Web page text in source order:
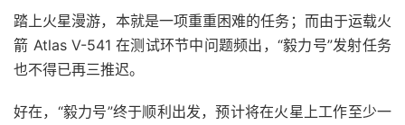
踏上火星漫游，本就是一项重重困难的任务；而由于运载火
箭 Atlas V-541 在测试环节中问题频出，“毅力号”发射任务
也不得已再三推迟。
好在，“毅力号”终于顺利出发，预计将在火星上工作至少一